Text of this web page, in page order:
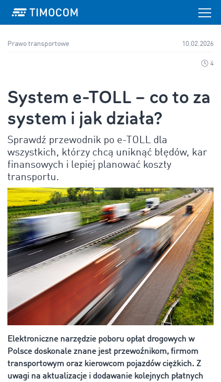
Prawo transportowe 10.02.2026
4
System e-TOLL – co to za
system i jak działa?
Sprawdź przewodnik po e-TOLL dla
wszystkich, którzy chcą uniknąć błędów, kar
finansowych i lepiej planować koszty
transportu.
Elektroniczne narzędzie poboru opłat drogowych w
Polsce doskonale znane jest przewoźnikom, firmom
transportowym oraz kierowcom pojazdów ciężkich. Z
uwagi na aktualizacje i dodawanie kolejnych płatnych